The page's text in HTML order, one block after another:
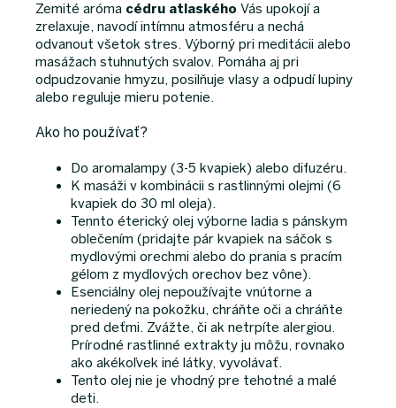
Zemité aróma cédru atlaského Vás upokojí a
zrelaxuje, navodí intímnu atmosféru a nechá
odvanout všetok stres. Výborný pri meditácii alebo
masážach stuhnutých svalov. Pomáha aj pri
odpudzovanie hmyzu, posilňuje vlasy a odpudí lupiny
alebo reguluje mieru potenie.
Ako ho používať?
Do aromalampy (3-5 kvapiek) alebo difuzéru.
K masáži v kombinácii s rastlinnými olejmi (6
kvapiek do 30 ml oleja).
Tennto éterický olej výborne ladia s pánskym
oblečením (pridajte pár kvapiek na sáčok s
mydlovými orechmi alebo do prania s pracím
gélom z mydlových orechov bez vône).
Esenciálny olej nepoužívajte vnútorne a
neriedený na pokožku, chráňte oči a chráňte
pred deťmi. Zvážte, či ak netrpíte alergiou.
Prírodné rastlinné extrakty ju môžu, rovnako
ako akékoľvek iné látky, vyvolávať.
Tento olej nie je vhodný pre tehotné a malé
deti.